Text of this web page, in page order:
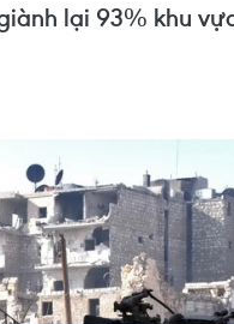
lại 93% khu